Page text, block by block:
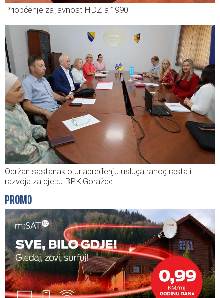
Priopćenje za javnost HDZ-a 1990
Održan sastanak o unapređenju usluga ranog rasta i
razvoja za djecu BPK Goražde
PROMO